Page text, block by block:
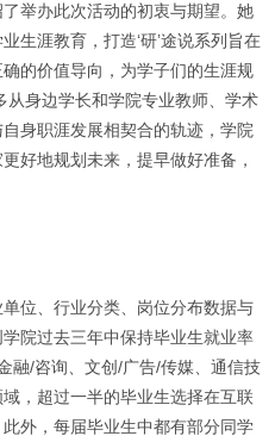
举办此次活动的初衷与期望。她
生涯教育，打造‘研’途说系列旨在
的价值导向，为学子们的生涯规
身边学长和学院专业教师、学术
身职涯发展相契合的轨迹，学院
好地规划未来，提早做好准备，
位、行业分类、岗位分布数据与
院过去三年中保持毕业生就业率
融/咨询、文创/广告/传媒、通信技
，超过一半的毕业生选择在互联
外，每届毕业生中都有部分同学